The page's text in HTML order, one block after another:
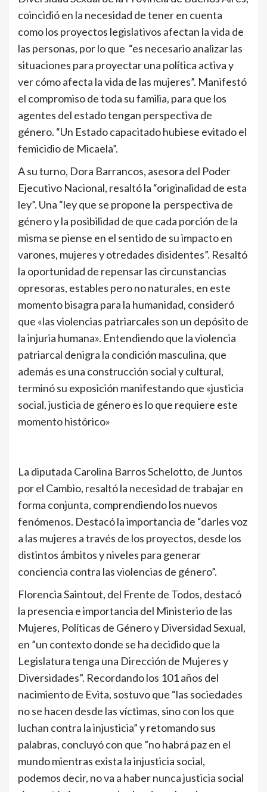
coincidió en la necesidad de tener en cuenta
como los proyectos legislativos afectan la vida de
las personas, por lo que “es necesario analizar las
situaciones para proyectar una política activa y
ver cómo afecta la vida de las mujeres”. Manifestó
el compromiso de toda su familia, para que los
agentes del estado tengan perspectiva de
género. “Un Estado capacitado hubiese evitado el
femicidio de Micaela”.
A su turno, Dora Barrancos, asesora del Poder
Ejecutivo Nacional, resaltó la “originalidad de esta
ley”. Una “ley que se propone la perspectiva de
género y la posibilidad de que cada porción de la
misma se piense en el sentido de su impacto en
varones, mujeres y otredades disidentes”. Resaltó
la oportunidad de repensar las circunstancias
opresoras, estables pero no naturales, en este
momento bisagra para la humanidad, consideró
que «las violencias patriarcales son un depósito de
la injuria humana». Entendiendo que la violencia
patriarcal denigra la condición masculina, que
además es una construcción social y cultural,
terminó su exposición manifestando que «justicia
social, justicia de género es lo que requiere este
momento histórico»
La diputada Carolina Barros Schelotto, de Juntos
por el Cambio, resaltó la necesidad de trabajar en
forma conjunta, comprendiendo los nuevos
fenómenos. Destacó la importancia de “darles voz
a las mujeres a través de los proyectos, desde los
distintos ámbitos y niveles para generar
conciencia contra las violencias de género”.
Florencia Saintout, del Frente de Todos, destacó
la presencia e importancia del Ministerio de las
Mujeres, Políticas de Género y Diversidad Sexual,
en ”un contexto donde se ha decidido que la
Legislatura tenga una Dirección de Mujeres y
Diversidades”. Recordando los 101 años del
nacimiento de Evita, sostuvo que “las sociedades
no se hacen desde las víctimas, sino con los que
luchan contra la injusticia” y retomando sus
palabras, concluyó con que ”no habrá paz en el
mundo mientras exista la injusticia social,
podemos decir, no va a haber nunca justicia social